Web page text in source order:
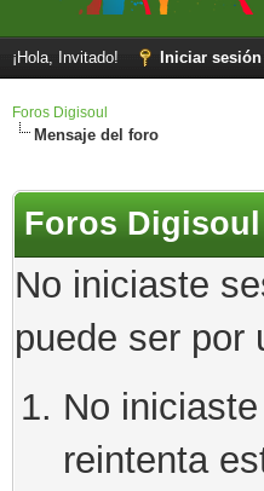
¡Hola, Invitado! Iniciar sesión
Foros Digisoul
Mensaje del foro
Foros Digisoul
No iniciaste
puede ser por
No
reintenta